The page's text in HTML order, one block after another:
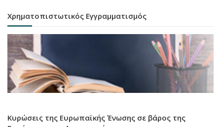
Χρηματοπιστωτικός Εγγραμματισμός
Κυρώσεις της Ευρωπαϊκής Ένωσης σε βάρος της